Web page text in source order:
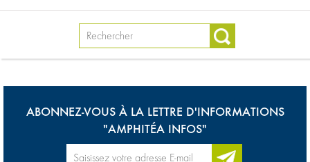
ABONNEZ-VOUS À LA LETTRE D'INFORMATIONS
"AMPHITÉA INFOS"